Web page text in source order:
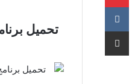
مشاركة عبر البريد